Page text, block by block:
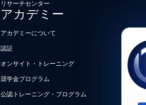
リサーチセンター
アカデミー
アカデミーについて
認証
オンサイト・トレーニング
奨学金プログラム
公認トレーニング・プログラム